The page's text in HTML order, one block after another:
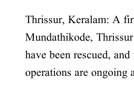
Thrissur, Keralam: A
Mundathikode,
have been rescued,
operations are ongoing